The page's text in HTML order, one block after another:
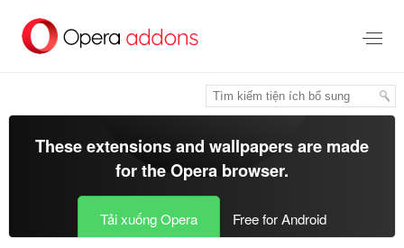
đến
These extensions and wallpapers are made
for theOpera browser.
Tải xuống Opera Free for Android